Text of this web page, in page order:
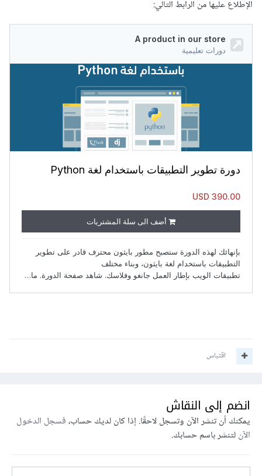
الإطلاع عليها من الرابط التالي:
اقتباس
انضم إلى النقاش
يمكنك أن تنشر الآن وتسجل لاحقًا. إذا كان لديك حساب،فسجل الدخول
الآنلتنشر باسم حسابك.